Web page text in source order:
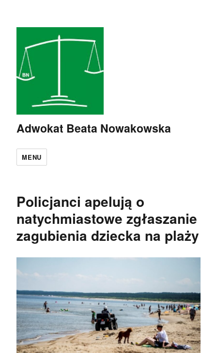
Adwokat Beata Nowakowska
MENU
Policjanci apelują o
natychmiastowe zgłaszanie
zagubienia dziecka na plaży